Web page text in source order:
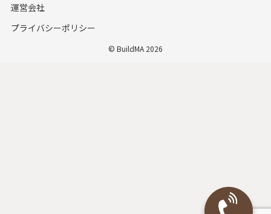
運営会社
プライバシーポリシー
© BuildMA 2026